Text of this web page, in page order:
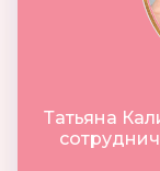
Татьяна